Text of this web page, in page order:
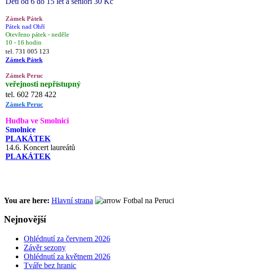
Zámek Pátek
Pátek nad Ohří
Otevřeno pátek - neděle
10 - 16 hodin
tel. 731 005 123
Zámek Pátek
Zámek Peruc
veřejnosti nepřístupný
tel. 602 728 422
Zámek Peruc
Hudba ve Smolnici
Smolnice
PLAKÁTEK
14.6. Koncert laureátů
PLAKÁTEK
You are here: Hlavní strana Fotbal na Peruci
Nejnovější
Ohlédnutí za červnem 2026
Závěr sezony
Ohlédnutí za květnem 2026
Tváře bez hranic